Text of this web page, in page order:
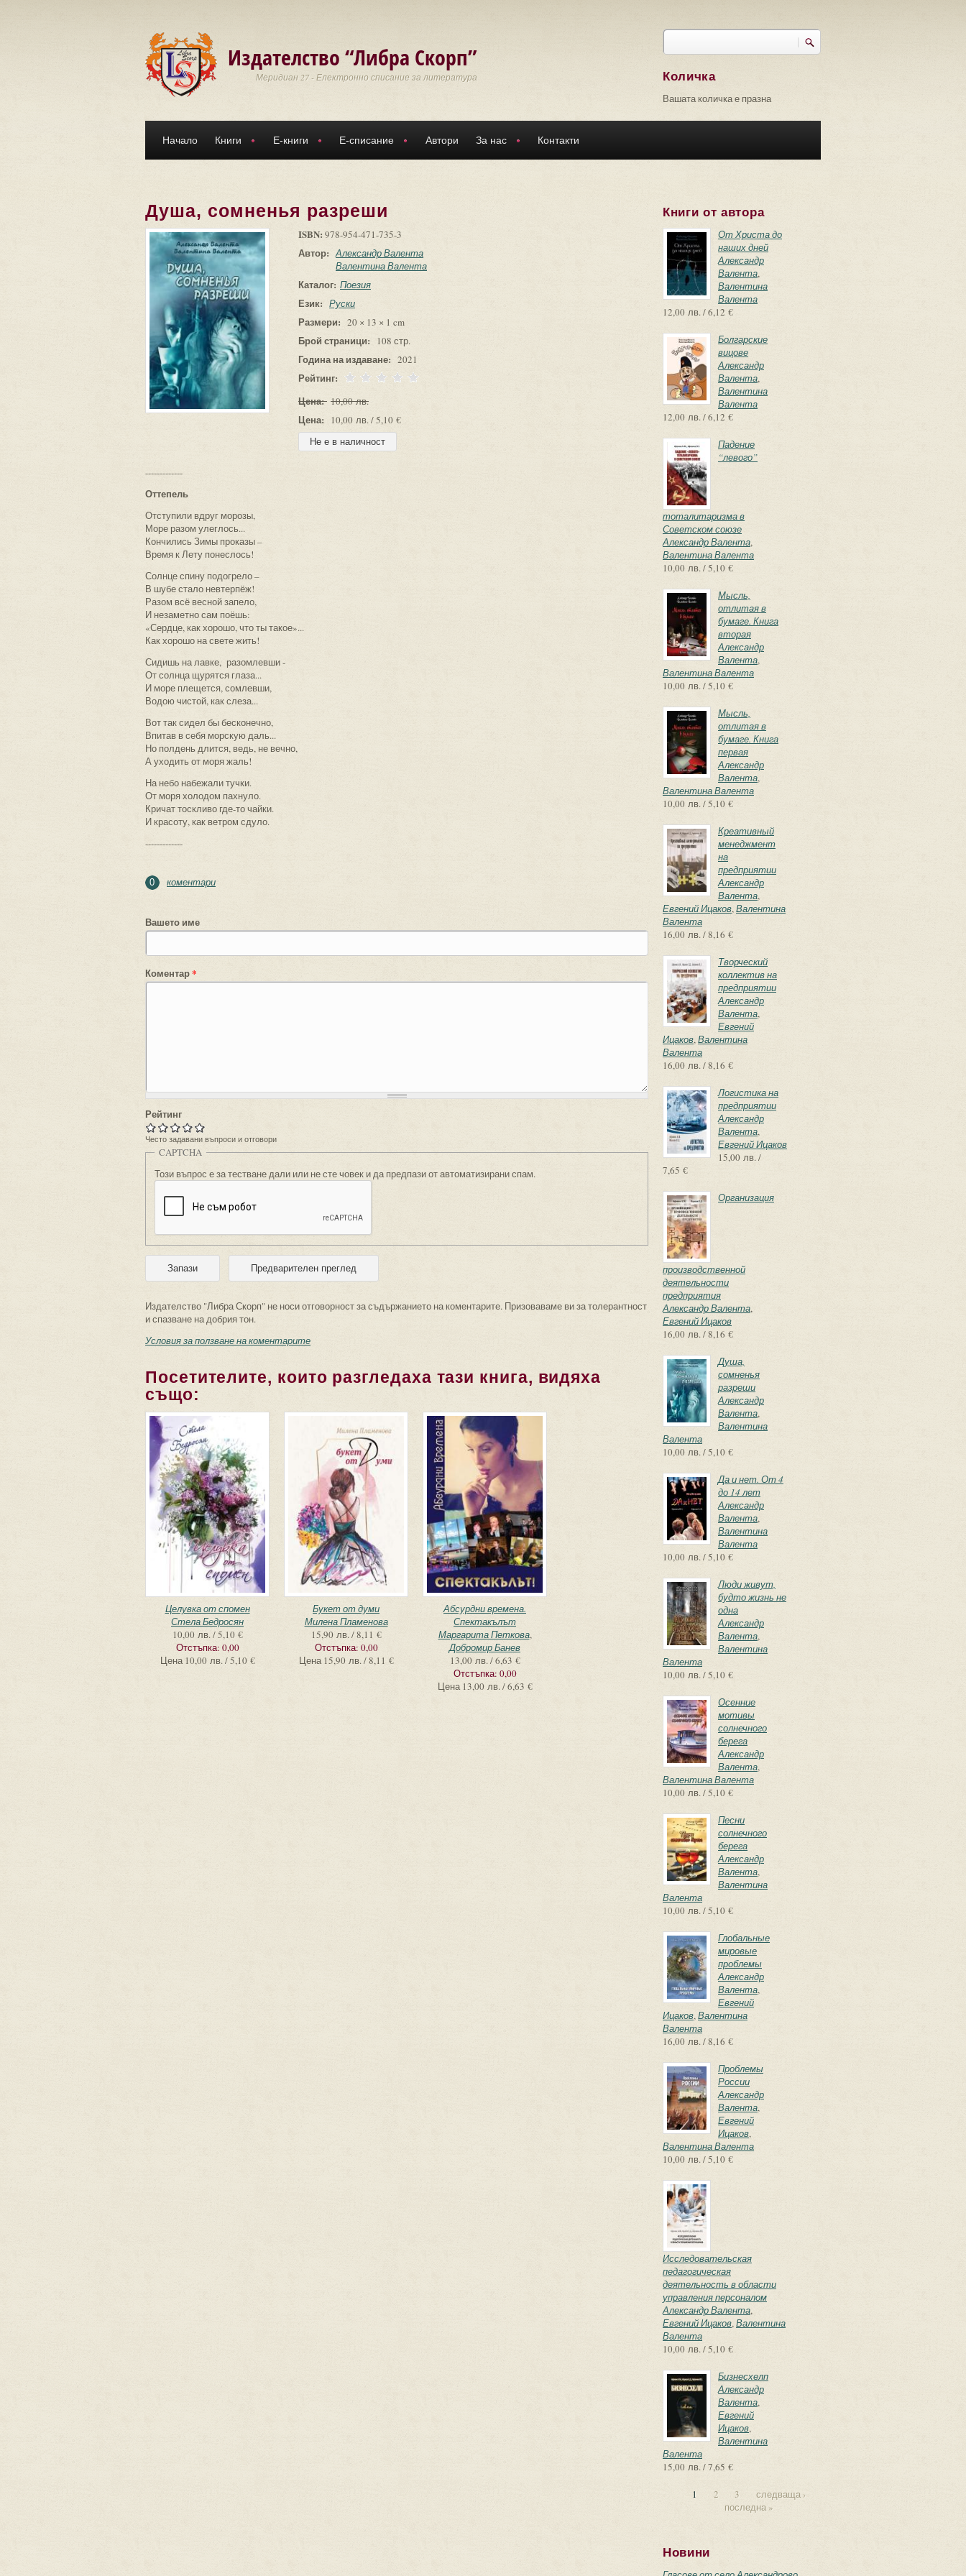
Издателство “Либра Скорп”
Меридиан 27 - Електронно списание за литература
Търси
Количка
Вашата количка е празна
Начало Книги Е-книги Е-списание Автори За нас Контакти
Душа, сомненья разреши
ISBN: 978-954-471-735-3
Автор: Александр Валента
Валентина Валента
Каталог: Поезия
Език: Руски
Размери: 20 × 13 × 1 cm
Брой страници: 108 стр.
Година на издаване: 2021
Рейтинг:
Цена: 10,00 лв.
Цена: 10,00 лв. / 5,10 €
-------------
Оттепель
Отступили вдруг морозы,
Море разом улеглось...
Кончились Зимы проказы –
Время к Лету понеслось!
Солнце спину подогрело –
В шубе стало невтерпёж!
Разом всё весной запело,
И незаметно сам поёшь:
«Сердце, как хорошо, что ты такое»...
Как хорошо на свете жить!
Сидишь на лавке, разомлевши -
От солнца щурятся глаза...
И море плещется, сомлевши,
Водою чистой, как слеза...
Вот так сидел бы бесконечно,
Впитав в себя морскую даль...
Но полдень длится, ведь, не вечно,
А уходить от моря жаль!
На небо набежали тучки.
От моря холодом пахнуло.
Кричат тоскливо где-то чайки.
И красоту, как ветром сдуло.
-------------
0 коментари
Вашето име
Коментар*
Рейтинг
Често задавани въпроси и отговори
CAPTCHA
Този въпрос е за тестване дали или не сте човек и да предпази от автоматизирани спам.
Издателство "Либра Скорп" не носи отговорност за съдържанието на коментарите. Призоваваме ви за толерантност
и спазване на добрия тон.
Условия за ползване на коментарите
Посетителите, които разгледаха тази книга, видяха
също:
Целувка от спомен
Стела Бедросян
10,00 лв. / 5,10 €
Отстъпка: 0,00
Цена 10,00 лв. / 5,10 €
Букет от думи
Милена Пламенова
15,90 лв. / 8,11 €
Отстъпка: 0,00
Цена 15,90 лв. / 8,11 €
Абсурдни времена.
Спектакълът
Маргарита Петкова,
Добромир Банев
13,00 лв. / 6,63 €
Отстъпка: 0,00
Цена 13,00 лв. / 6,63 €
Книги от автора
От Христа до
наших дней
Александр
Валента,
Валентина
Валента
12,00 лв. / 6,12 €
Болгарские
вицове
Александр
Валента,
Валентина
Валента
12,00 лв. / 6,12 €
Падение
“левого”
тоталитаризма в
Советском союзе
Александр Валента,
Валентина Валента
10,00 лв. / 5,10 €
Мысль,
отлитая в
бумаге. Книга
вторая
Александр
Валента,
Валентина Валента
10,00 лв. / 5,10 €
Мысль,
отлитая в
бумаге. Книга
первая
Александр
Валента,
Валентина Валента
10,00 лв. / 5,10 €
Креативный
менеджмент
на
предприятии
Александр
Валента,
Евгений Ицаков,Валентина
Валента
16,00 лв. / 8,16 €
Творческий
коллектив на
предприятии
Александр
Валента,
Евгений
Ицаков,Валентина
Валента
16,00 лв. / 8,16 €
Логистика на
предприятии
Александр
Валента,
Евгений Ицаков
15,00 лв. /
7,65 €
Организация
производственной
деятельности
предприятия
Александр Валента,
Евгений Ицаков
16,00 лв. / 8,16 €
Душа,
сомненья
разреши
Александр
Валента,
Валентина
Валента
10,00 лв. / 5,10 €
Да и нет. От 4
до 14 лет
Александр
Валента,
Валентина
Валента
10,00 лв. / 5,10 €
Люди живут,
будто жизнь не
одна
Александр
Валента,
Валентина
Валента
10,00 лв. / 5,10 €
Осенние
мотивы
солнечного
берега
Александр
Валента,
Валентина Валента
10,00 лв. / 5,10 €
Песни
солнечного
берега
Александр
Валента,
Валентина
Валента
10,00 лв. / 5,10 €
Глобальные
мировые
проблемы
Александр
Валента,
Евгений
Ицаков,Валентина
Валента
16,00 лв. / 8,16 €
Проблемы
России
Александр
Валента,
Евгений
Ицаков,
Валентина Валента
10,00 лв. / 5,10 €
Исследовательская
педагогическая
деятельность в области
управления персоналом
Александр Валента,
Евгений Ицаков,Валентина
Валента
10,00 лв. / 5,10 €
Бизнесхелп
Александр
Валента,
Евгений
Ицаков,
Валентина
Валента
15,00 лв. / 7,65 €
1 2 3
следваща ›
последна »
Новини